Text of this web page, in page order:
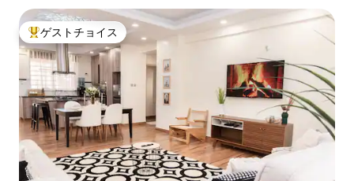
大好評のゲストチョイスです。
ゲストチョイス